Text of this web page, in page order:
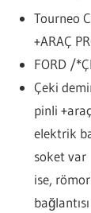
Tourneo
+ARAÇ
FORD /
Çeki
pinli
elektrik
soket var
ise,